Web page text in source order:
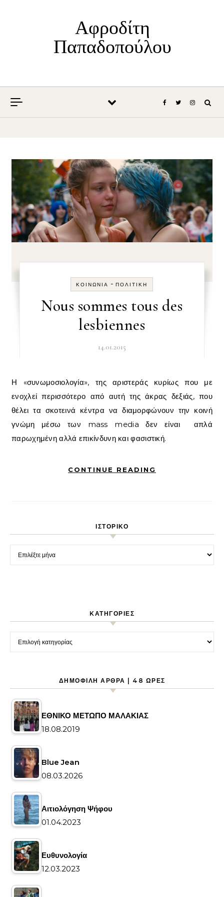
Αφροδίτη
Παπαδοπούλου
ΚΟΙΝΩΝΊΑ -ΠΟΛΙΤΙΚΉ
Nous sommes tous des
lesbiennes
14.01.2015
Η «συνωμοσιολογία», της αριστεράς κυρίως που με
ενοχλεί περισσότερο από αυτή της άκρας δεξιάς, που
θέλει τα σκοτεινά κέντρα να διαμορφώνουν την κοινή
γνώμη μέσω των mass media δεν είναι απλά
παρωχημένη αλλά επικίνδυνη και φασιστική.
CONTINUE READING
ΙΣΤΟΡΙΚΌ
Ιστορικό
KΑΤΗΓΟΡΊΕΣ
Kατηγορίες
ΔΗΜΟΦΙΛΉ ΆΡΘΡΑ | 48 ΏΡΕΣ
ΕΘΝΙΚΟ ΜΕΤΩΠΟ ΜΑΛΑΚΙΑΣ
18.08.2019
Blue Jean
08.03.2026
Αιτιολόγηση Ψήφου
01.04.2023
Ευθυνολογία
12.03.2023